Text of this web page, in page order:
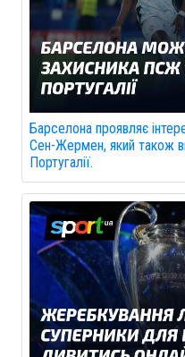
Барселона проявляє
Сен-Жермен, який також
Португалії.